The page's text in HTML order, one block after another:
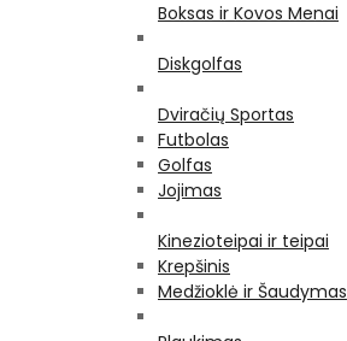
Boksas ir Kovos Menai
Diskgolfas
Dviračių Sportas
Futbolas
Golfas
Jojimas
Kinezioteipai ir teipai
Krepšinis
Medžioklė ir Šaudymas